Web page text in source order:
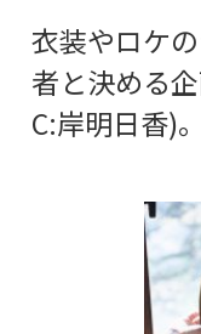
衣装やロケ
者と決める
C:岸明日香)